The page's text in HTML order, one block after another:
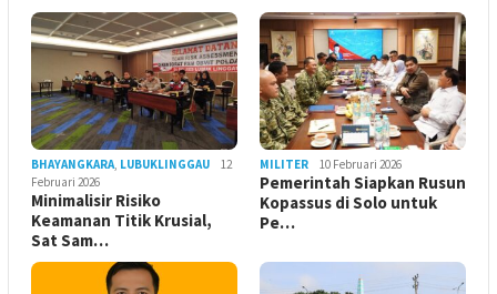
BHAYANGKARA, LUBUKLINGGAU
12
Februari 2026
Minimalisir Risiko
Keamanan Titik Krusial,
Sat Sam…
MILITER 10 Februari 2026
Pemerintah Siapkan Rusun
Kopassus di Solo untuk
Pe…